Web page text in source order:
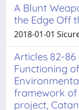
A Blunt
the Edge Off
2018-01-01
Articles 82-
Functioning
framework of
project,